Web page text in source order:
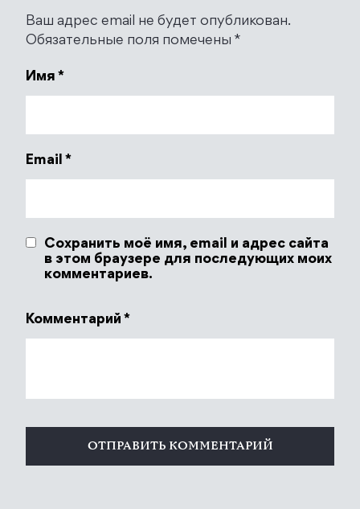
Ваш адрес email не будет опубликован.
Обязательные поля помечены *
Имя *
Email *
Сохранить моё имя, email и адрес сайта
в этом браузере для последующих моих
комментариев.
Комментарий *